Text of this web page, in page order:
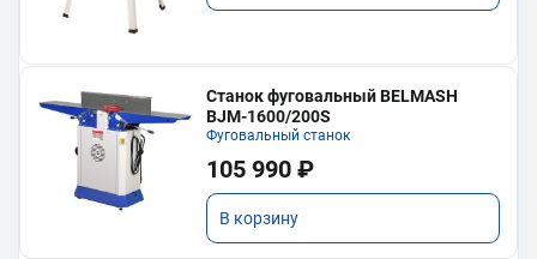
Станок фуговальный BELMASH
BJM-1600/200S
Фуговальный станок
105 990 ₽
В корзину